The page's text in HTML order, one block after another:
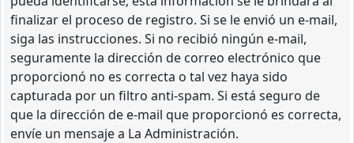
finalizar el proceso de registro. Si se le envió un e-mail,
siga las instrucciones. Si no recibió ningún e-mail,
seguramente la dirección de correo electrónico que
proporcionó no es correcta o tal vez haya sido
capturada por un filtro anti-spam. Si está seguro de
que la dirección de e-mail que proporcionó es correcta,
envíe un mensaje a La Administración.